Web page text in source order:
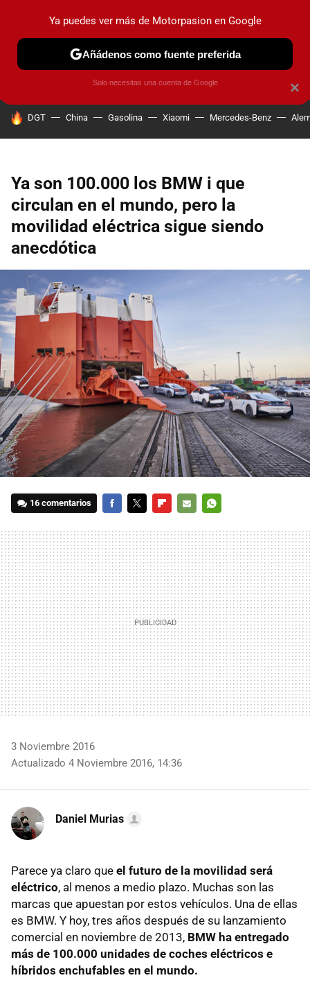
PRUEBAS COCHES ELÉCTRICOS OBSERVATORIO
HOY SE HABLA DE
DGT China Gasolina Xiaomi Mercedes-Benz
Ya son 100.000 los BMW i que
circulan en el mundo, pero la
movilidad eléctrica sigue siendo
anecdótica
16 comentarios
MAIL
3 Noviembre 2016
Actualizado 4 Noviembre 2016, 14:36
Daniel Murias
Parece ya claro que el futuro de la movilidad será
eléctrico, al menos a medio plazo. Muchas son las
marcas que apuestan por estos vehículos. Una de ellas
es BMW. Y hoy, tres años después de su lanzamiento
comercial en noviembre de 2013, BMW ha entregado
más de 100.000 unidades de coches eléctricos e
híbridos enchufables en el mundo.
×
Ya puedes ver más de Motorpasion en Google
Añádenos como fuente preferida
Solo necesitas una cuenta de Google